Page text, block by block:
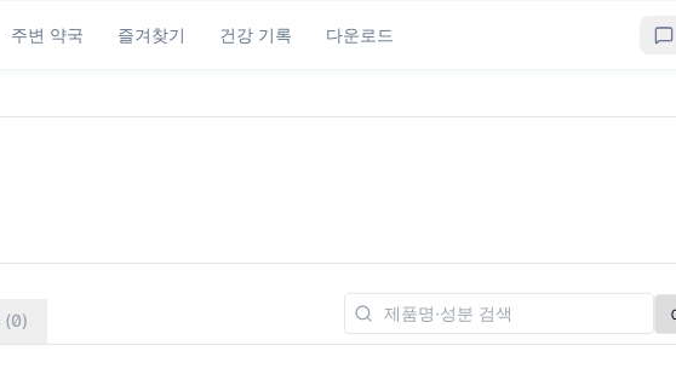
주변 약국 즐겨찾기 건강 기록 다운로드
(0)